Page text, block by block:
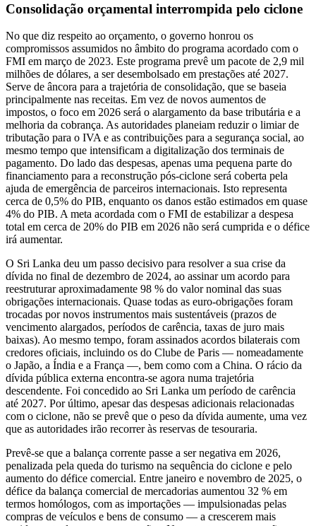
Consolidação orçamental interrompida pelo ciclone
No que diz respeito ao orçamento, o governo honrou os
compromissos assumidos no âmbito do programa acordado com o
FMI em março de 2023. Este programa prevê um pacote de 2,9 mil
milhões de dólares, a ser desembolsado em prestações até 2027.
Serve de âncora para a trajetória de consolidação, que se baseia
principalmente nas receitas. Em vez de novos aumentos de
impostos, o foco em 2026 será o alargamento da base tributária e a
melhoria da cobrança. As autoridades planeiam reduzir o limiar de
tributação para o IVA e as contribuições para a segurança social, ao
mesmo tempo que intensificam a digitalização dos terminais de
pagamento. Do lado das despesas, apenas uma pequena parte do
financiamento para a reconstrução pós-ciclone será coberta pela
ajuda de emergência de parceiros internacionais. Isto representa
cerca de 0,5% do PIB, enquanto os danos estão estimados em quase
4% do PIB. A meta acordada com o FMI de estabilizar a despesa
total em cerca de 20% do PIB em 2026 não será cumprida e o défice
irá aumentar.
O Sri Lanka deu um passo decisivo para resolver a sua crise da
dívida no final de dezembro de 2024, ao assinar um acordo para
reestruturar aproximadamente 98 % do valor nominal das suas
obrigações internacionais. Quase todas as euro-obrigações foram
trocadas por novos instrumentos mais sustentáveis (prazos de
vencimento alargados, períodos de carência, taxas de juro mais
baixas). Ao mesmo tempo, foram assinados acordos bilaterais com
credores oficiais, incluindo os do Clube de Paris — nomeadamente
o Japão, a Índia e a França —, bem como com a China. O rácio da
dívida pública externa encontra-se agora numa trajetória
descendente. Foi concedido ao Sri Lanka um período de carência
até 2027. Por último, apesar das despesas adicionais relacionadas
com o ciclone, não se prevê que o peso da dívida aumente, uma vez
que as autoridades irão recorrer às reservas de tesouraria.
Prevê-se que a balança corrente passe a ser negativa em 2026,
penalizada pela queda do turismo na sequência do ciclone e pelo
aumento do défice comercial. Entre janeiro e novembro de 2025, o
défice da balança comercial de mercadorias aumentou 32 % em
termos homólogos, com as importações — impulsionadas pelas
compras de veículos e bens de consumo — a crescerem mais